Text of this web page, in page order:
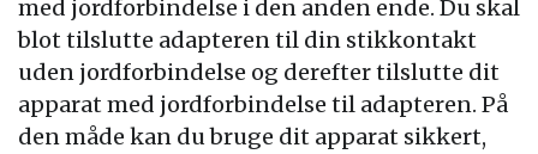
med jordforbindelse i den anden ende. Du skal
blot tilslutte adapteren til din stikkontakt
uden jordforbindelse og derefter tilslutte dit
apparat med jordforbindelse til adapteren. På
den måde kan du bruge dit apparat sikkert,